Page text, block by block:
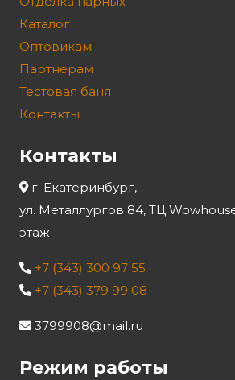
Каталог
Оптовикам
Партнерам
Тестовая баня
Контакты
Контакты
г. Екатеринбург,
ул. Металлургов 84, ТЦ
этаж
+7 (343) 300 97 55
+7 (343) 379 99 08
3799908@mail.ru
Режим работы